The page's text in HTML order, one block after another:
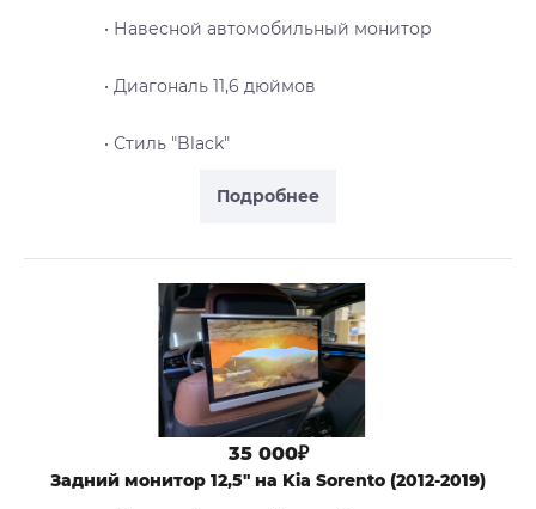
Подробнее
• Навесной автомобильный монитор
• Диагональ 11,6 дюймов
• Стиль "Black"
35 000₽
Задний монитор 12,5" на Kia Sorento (2012-2019)